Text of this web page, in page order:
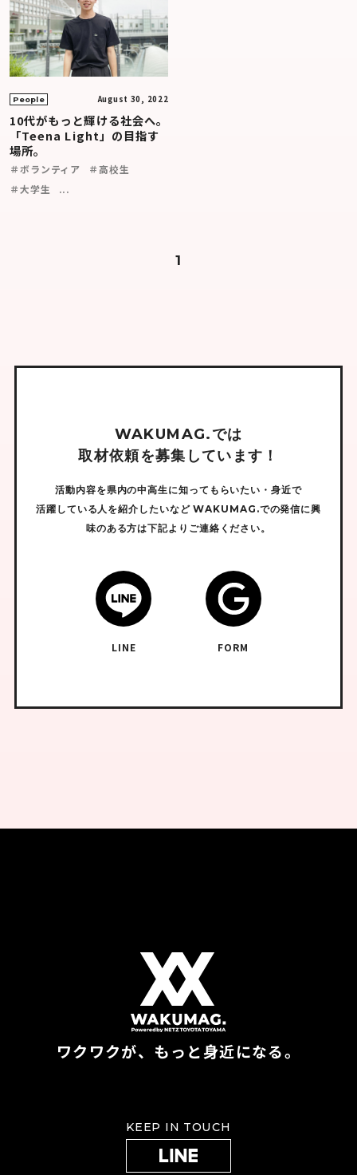
People August 30, 2022
10代がもっと輝ける社会へ。
「Teena Light」の目指す
場所。
＃ボランティア
＃高校生
＃大学生
...
1
WAKUMAG.では
取材依頼を募集 してい ます ！
活動内容を県内の中高生に知ってもらいたい・身近で
活躍している人を紹介したいなどWAKUMAG.での発信に興
味のある方は下記よりご連絡ください。
LINE FORM
KEEP IN TOUCH
ワクワクが、もっと身近になる。